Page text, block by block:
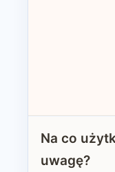
Na co
uwagę?